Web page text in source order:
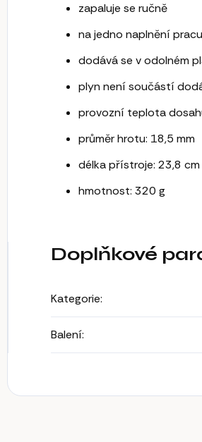
zapaluje se ručně
na jedno naplnění
dodává se v odolném
plyn není součástí
provozní teplota
průměr hrotu: 18,5 mm
délka přístroje: 23,8 cm
hmotnost: 320 g
Doplňkové
Kategorie:
Balení: